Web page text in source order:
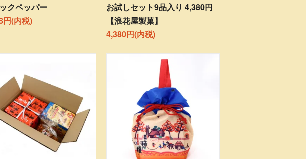
クペッパー
円(内税)
お試しセット9品入り 4,380円
【浪花屋製菓】
4,380円(内税)